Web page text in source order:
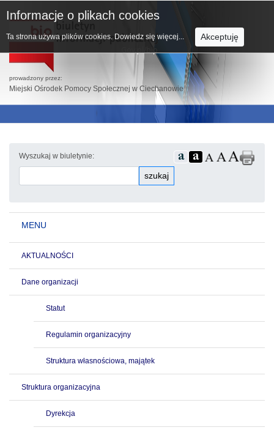
prowadzony przez:
Miejski Ośrodek Pomocy Społecznej w Ciechanowie
Wyszukaj w biuletynie:
szukaj
MENU
AKTUALNOŚCI
Dane organizacji
Statut
Regulamin organizacyjny
Struktura własnościowa, majątek
Struktura organizacyjna
Dyrekcja
Informacje o plikach cookies
Ta strona używa plików cookies. Dowiedz się więcej... Akceptuję